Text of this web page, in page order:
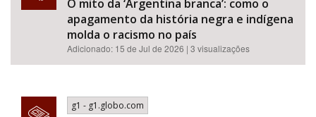
O mito da ‘Argentina branca’: como o
apagamento da história negra e indígena
molda o racismo no país
Adicionado: 15 de Jul de 2026 | 3 visualizações
g1 - g1.globo.com